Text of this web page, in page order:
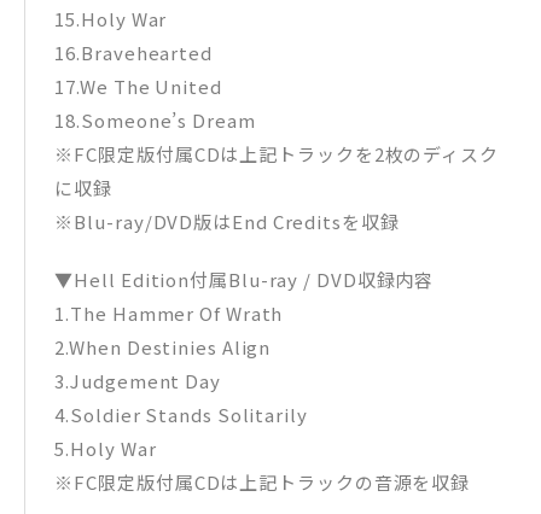
15.Holy War
16.Bravehearted
17.We The United
18.Someone’s Dream
※FC限定版付属CDは上記トラックを2枚のディスク
に収録
※Blu-ray/DVD版はEnd Creditsを収録
▼Hell Edition付属Blu-ray / DVD収録内容
1.The Hammer Of Wrath
2.When Destinies Align
3.Judgement Day
4.Soldier Stands Solitarily
5.Holy War
※FC限定版付属CDは上記トラックの音源を収録